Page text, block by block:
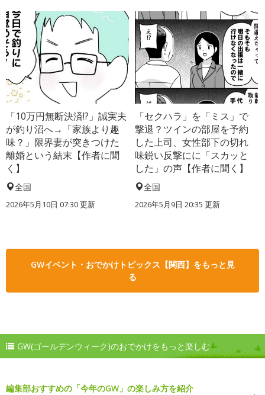
「10万円無断決済!?」誠実夫
が釣り沼へ→「家族より趣
味？」限界妻が突きつけた
離婚という結末【作者に聞
く】
全国
2026年5月10日 07:30 更新
「セクハラ」を「ミス」で
撃退？ツインの部屋を予約
した上司、女性部下の切れ
味鋭い反撃にに「スカッと
した」の声【作者に聞く】
全国
2026年5月9日 20:35 更新
GWイベント・おでかけトピックス【関西】をもっと見
る
GW(ゴールデンウィーク)のおでかけをもっと楽しむ
編集部おすすめの「今年のGW」の楽しみ方を紹介